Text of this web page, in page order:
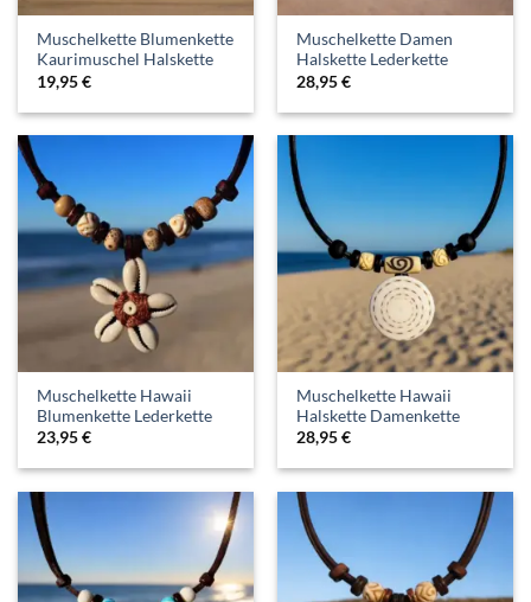
Muschelkette Blumenkette
Kaurimuschel Halskette
19,95€
Muschelkette Damen
Halskette Lederkette
28,95€
Muschelkette Hawaii
Blumenkette Lederkette
23,95€
Muschelkette Hawaii
Halskette Damenkette
28,95€